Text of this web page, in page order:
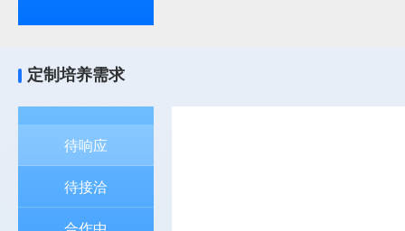
定制培养需求
待响应
待接洽